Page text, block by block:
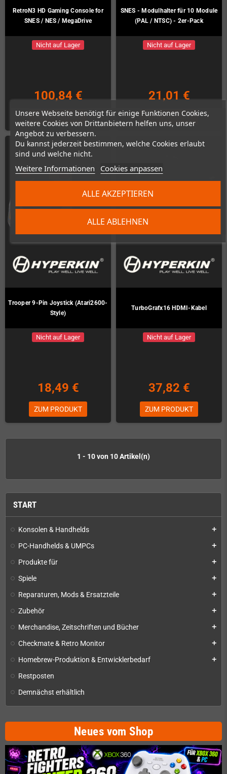
Unsere Webseite benötigt für einige Funktionen Cookies,
weitere Cookies von Drittanbietern helfen uns, unser
Angebot zu verbessern.
Du kannst jederzeit bestimmen, welche Cookies erlaubt
sind und welche nicht.
Weitere Informationen Cookies anpassen
ALLE ABLEHNEN
ALLE AKZEPTIEREN
START
Konsolen & Handhelds add
PC-Handhelds & UMPCs add
Produkte für add
Spiele add
Reparaturen, Mods & Ersatzteile add
Zubehör add
Merchandise, Zeitschriften und Bücher add
Checkmate & Retro Monitor add
Homebrew-Produktion & Entwicklerbedarf add
Restposten
Demnächst erhältlich
Neues vom Shop
RetroN3 HD Gaming Console for
SNES / NES / MegaDrive
Nicht auf Lager
100,84 €
ZUM PRODUKT
SNES - Modulhalter für 10 Module
(PAL / NTSC) - 2er-Pack
Nicht auf Lager
21,01 €
ZUM PRODUKT
Trooper 9-Pin Joystick (Atari2600-
Style)
Nicht auf Lager
18,49 €
ZUM PRODUKT
TurboGrafx16 HDMI-Kabel
Nicht auf Lager
37,82 €
ZUM PRODUKT
1 - 10 von 10 Artikel(n)